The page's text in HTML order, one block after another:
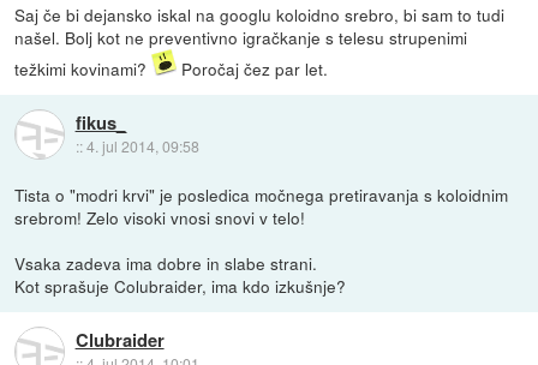
Saj če bi dejansko iskal na googlu koloidno srebro, bi sam to tudi
našel. Bolj kot ne preventivno igračkanje s telesu strupenimi
težkimi kovinami?
Poročaj čez par let.
fikus_
::4. jul 2014, 09:58
Tista o "modri krvi" je posledica močnega pretiravanja s koloidnim
srebrom! Zelo visoki vnosi snovi v telo!
Vsaka zadeva ima dobre in slabe strani.
Kot sprašuje Colubraider, ima kdo izkušnje?
Clubraider